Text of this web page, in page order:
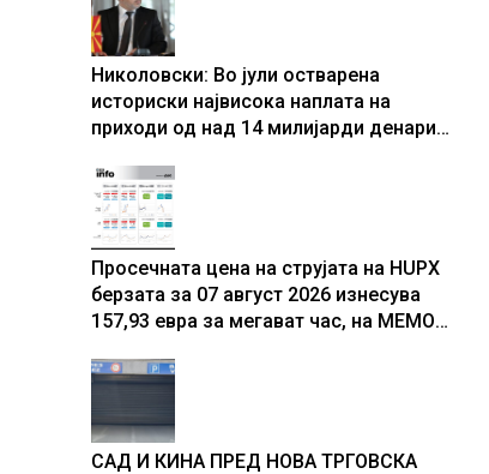
Николовски: Во јули остварена
историски највисока наплата на
приходи од над 14 милијарди денари
резултати
Просечната цена на струјата на HUPX
берзата за 07 август 2026 изнесува
157,93 евра за мегават час, на МЕМО
САД И КИНА ПРЕД НОВА ТРГОВСКА